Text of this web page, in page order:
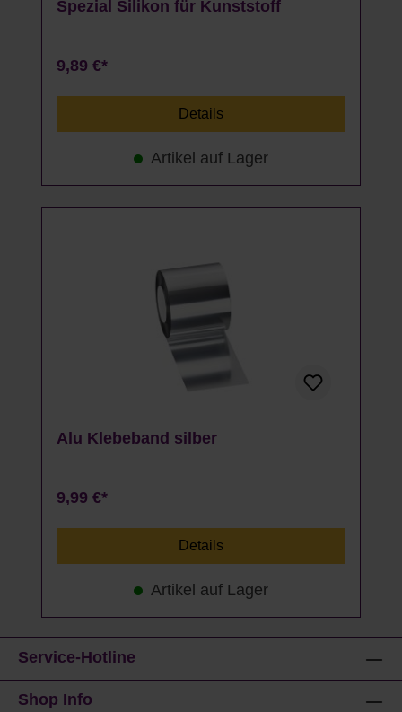
Spezial Silikon für Kunststoff
9,89 €*
Details
Artikel auf Lager
Alu Klebeband silber
9,99 €*
Details
Artikel auf Lager
Service-Hotline
Shop Info